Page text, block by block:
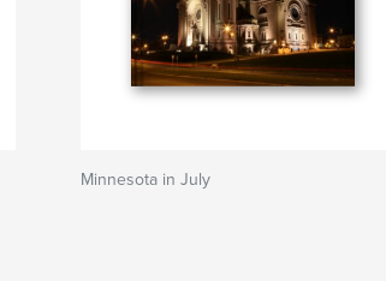
Minnesota in July